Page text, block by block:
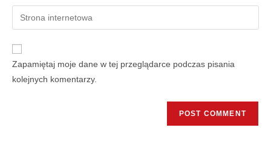
Zapamiętaj moje dane w tej przeglądarce podczas pisania
kolejnych komentarzy.